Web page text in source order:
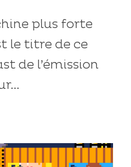
plus forte
le titre de ce
de l’émission